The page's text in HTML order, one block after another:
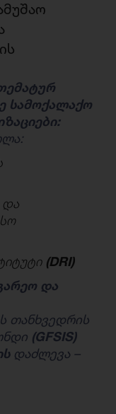
სამოქალაქო
და
(DRI)
და
თანხვედრის
(GFSIS)
დაძლევა –